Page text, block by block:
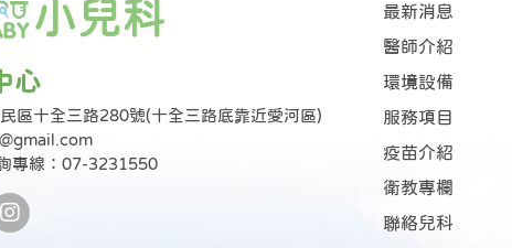
心
區十全三路280號(十全三路底靠近愛河區)
專線：07-3231550
最新消息
醫師介紹
環境設備
服務項目
疫苗介紹
衛教專欄
聯絡兒科